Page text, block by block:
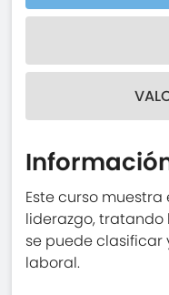
Este curso
liderazgo, tratando
se puede clasificar
laboral.